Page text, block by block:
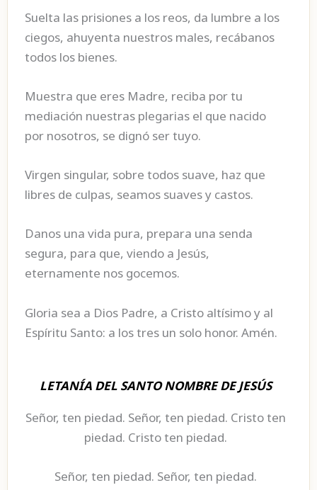
Suelta las prisiones a los reos, da lumbre a los
ciegos, ahuyenta nuestros males, recábanos
todos los bienes.
Muestra que eres Madre, reciba por tu
mediación nuestras plegarias el que nacido
por nosotros, se dignó ser tuyo.
Virgen singular, sobre todos suave, haz que
libres de culpas, seamos suaves y castos.
Danos una vida pura, prepara una senda
segura, para que, viendo a Jesús,
eternamente nos gocemos.
Gloria sea a Dios Padre, a Cristo altísimo y al
Espíritu Santo: a los tres un solo honor. Amén.
LETANÍA DEL SANTO NOMBRE DE JESÚS
Señor, ten piedad. Señor, ten piedad. Cristo ten
piedad. Cristo ten piedad.
Señor, ten piedad. Señor, ten piedad.